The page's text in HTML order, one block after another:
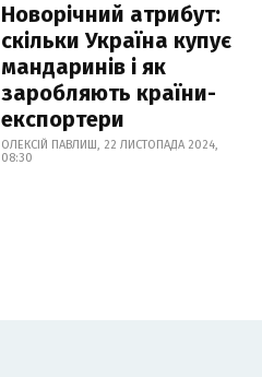
Новорічний атрибут:
скільки Україна купує
мандаринів і як
заробляють країни-
експортери
ОЛЕКСІЙ ПАВЛИШ, 22 ЛИСТОПАДА 2024,
08:30